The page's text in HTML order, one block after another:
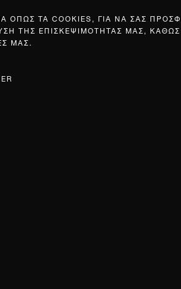
ΟΠΩΣ ΤΑ COOKIES, ΓΙΑ ΝΑ ΣΑΣ
ΤΗΣ ΕΠΙΣΚΕΨΙΜΟΤΗΤΑΣ ΜΑΣ,
ΜΑΣ.